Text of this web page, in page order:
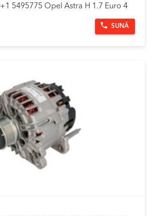
5495775 Opel Astra H 1.7 Euro 4
SUNĂ